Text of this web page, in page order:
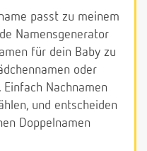
passt zu meinem
Namensgenerator
für dein Baby zu
oder
Nachnamen
und entscheiden
Doppelnamen